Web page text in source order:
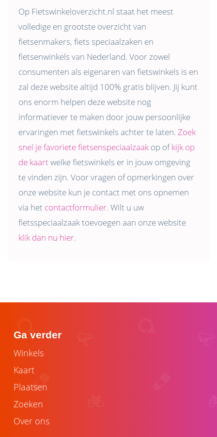
Op Fietswinkeloverzicht.nl staat het meest
volledige en grootste overzicht van
fietsenmakers, fiets speciaalzaken en
fietsenwinkels van Nederland. Voor zowel
consumenten als eigenaren van fietswinkels is en
zal deze website altijd 100% gratis blijven. Jij kunt
ons enorm helpen deze website nog
informatiever te maken door jouw persoonlijke
ervaringen met fietswinkels achter te laten. Zoek
snel je favoriete fietsenspeciaalzaakop ofkijk op
de kaartwelke fietswinkels er in jouw omgeving
te vinden zijn. Voor vragen of opmerkingen over
onze website kun je contact met ons opnemen
via het contactformulier. Wilt u uw
fietsspeciaalzaak toevoegen aan onze website
klik dan nu hier.
Ga verder
Winkels
Kaart
Plaatsen
Zoeken
Over ons